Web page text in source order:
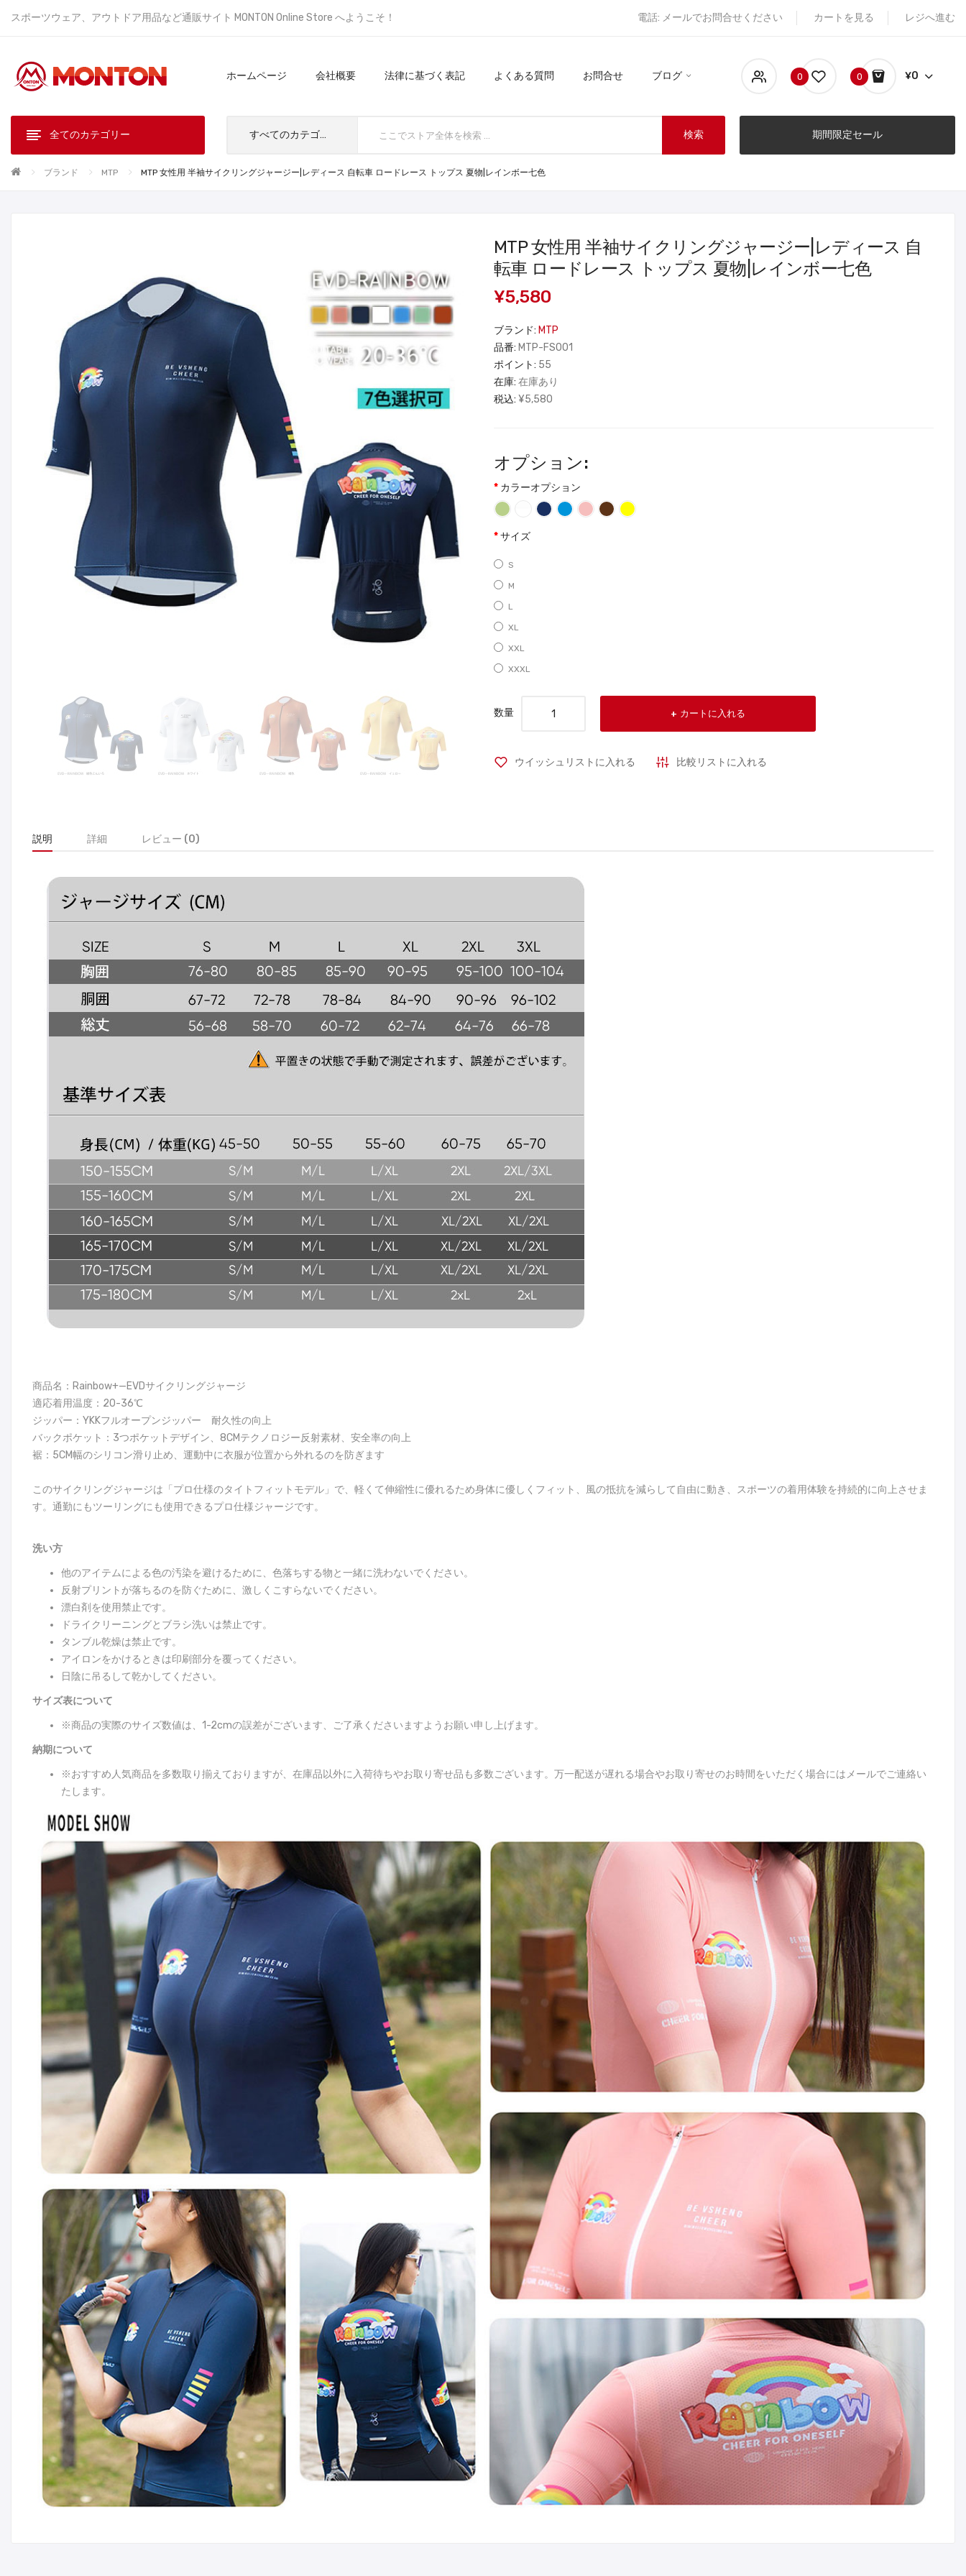
スポーツウェア、アウトドア用品など通販サイト MONTON Online Store へようこそ！ 電話: メールでお問合せください カートを見る レジへ進む
ホームページ 会社概要 法律に基づく表記 よくある質問 お問合せ ブログ 0 0 ¥0
全てのカテゴリー すべてのカテゴリ 検索 期間限定セール
ブランド MTP MTP 女性用 半袖サイクリングジャージー|レディース 自転車 ロードレース トップス 夏物|レインボー七色
MTP 女性用 半袖サイクリングジャージー|レディース 自
転車 ロードレース トップス 夏物|レインボー七色
¥5,580
ブランド: MTP
品番: MTP-FS001
ポイント: 55
在庫: 在庫あり
税込: ¥5,580
オプション:
カラーオプション
サイズ
S
M
L
XL
XXL
XXXL
数量 カートに入れる
ウイッシュリストに入れる 比較リストに入れる
説明 詳細 レビュー (0)
商品名：Rainbow+—EVDサイクリングジャージ
適応着用温度：20-36℃
ジッパー：YKKフルオープンジッパー 耐久性の向上
バックポケット：3つポケットデザイン、8CMテクノロジー反射素材、安全率の向上
裾：5CM幅のシリコン滑り止め、運動中に衣服が位置から外れるのを防ぎます
このサイクリングジャージは「プロ仕様のタイトフィットモデル」で、軽くて伸縮性に優れるため身体に優しくフィット、風の抵抗を減らして自由に動き、スポーツの着用体験を持続的に向上させま
す。通勤にもツーリングにも使用できるプロ仕様ジャージです。
洗い方
他のアイテムによる色の汚染を避けるために、色落ちする物と一緒に洗わないでください。
反射プリントが落ちるのを防ぐために、激しくこすらないでください。
漂白剤を使用禁止です。
ドライクリーニングとブラシ洗いは禁止です。
タンブル乾燥は禁止です。
アイロンをかけるときは印刷部分を覆ってください。
日陰に吊るして乾かしてください。
サイズ表について
※商品の実際のサイズ数値は、1-2cmの誤差がございます、ご了承くださいますようお願い申し上げます。
納期について
※おすすめ人気商品を多数取り揃えておりますが、在庫品以外に入荷待ちやお取り寄せ品も多数ございます。万一配送が遅れる場合やお取り寄せのお時間をいただく場合にはメールでご連絡い
たします。